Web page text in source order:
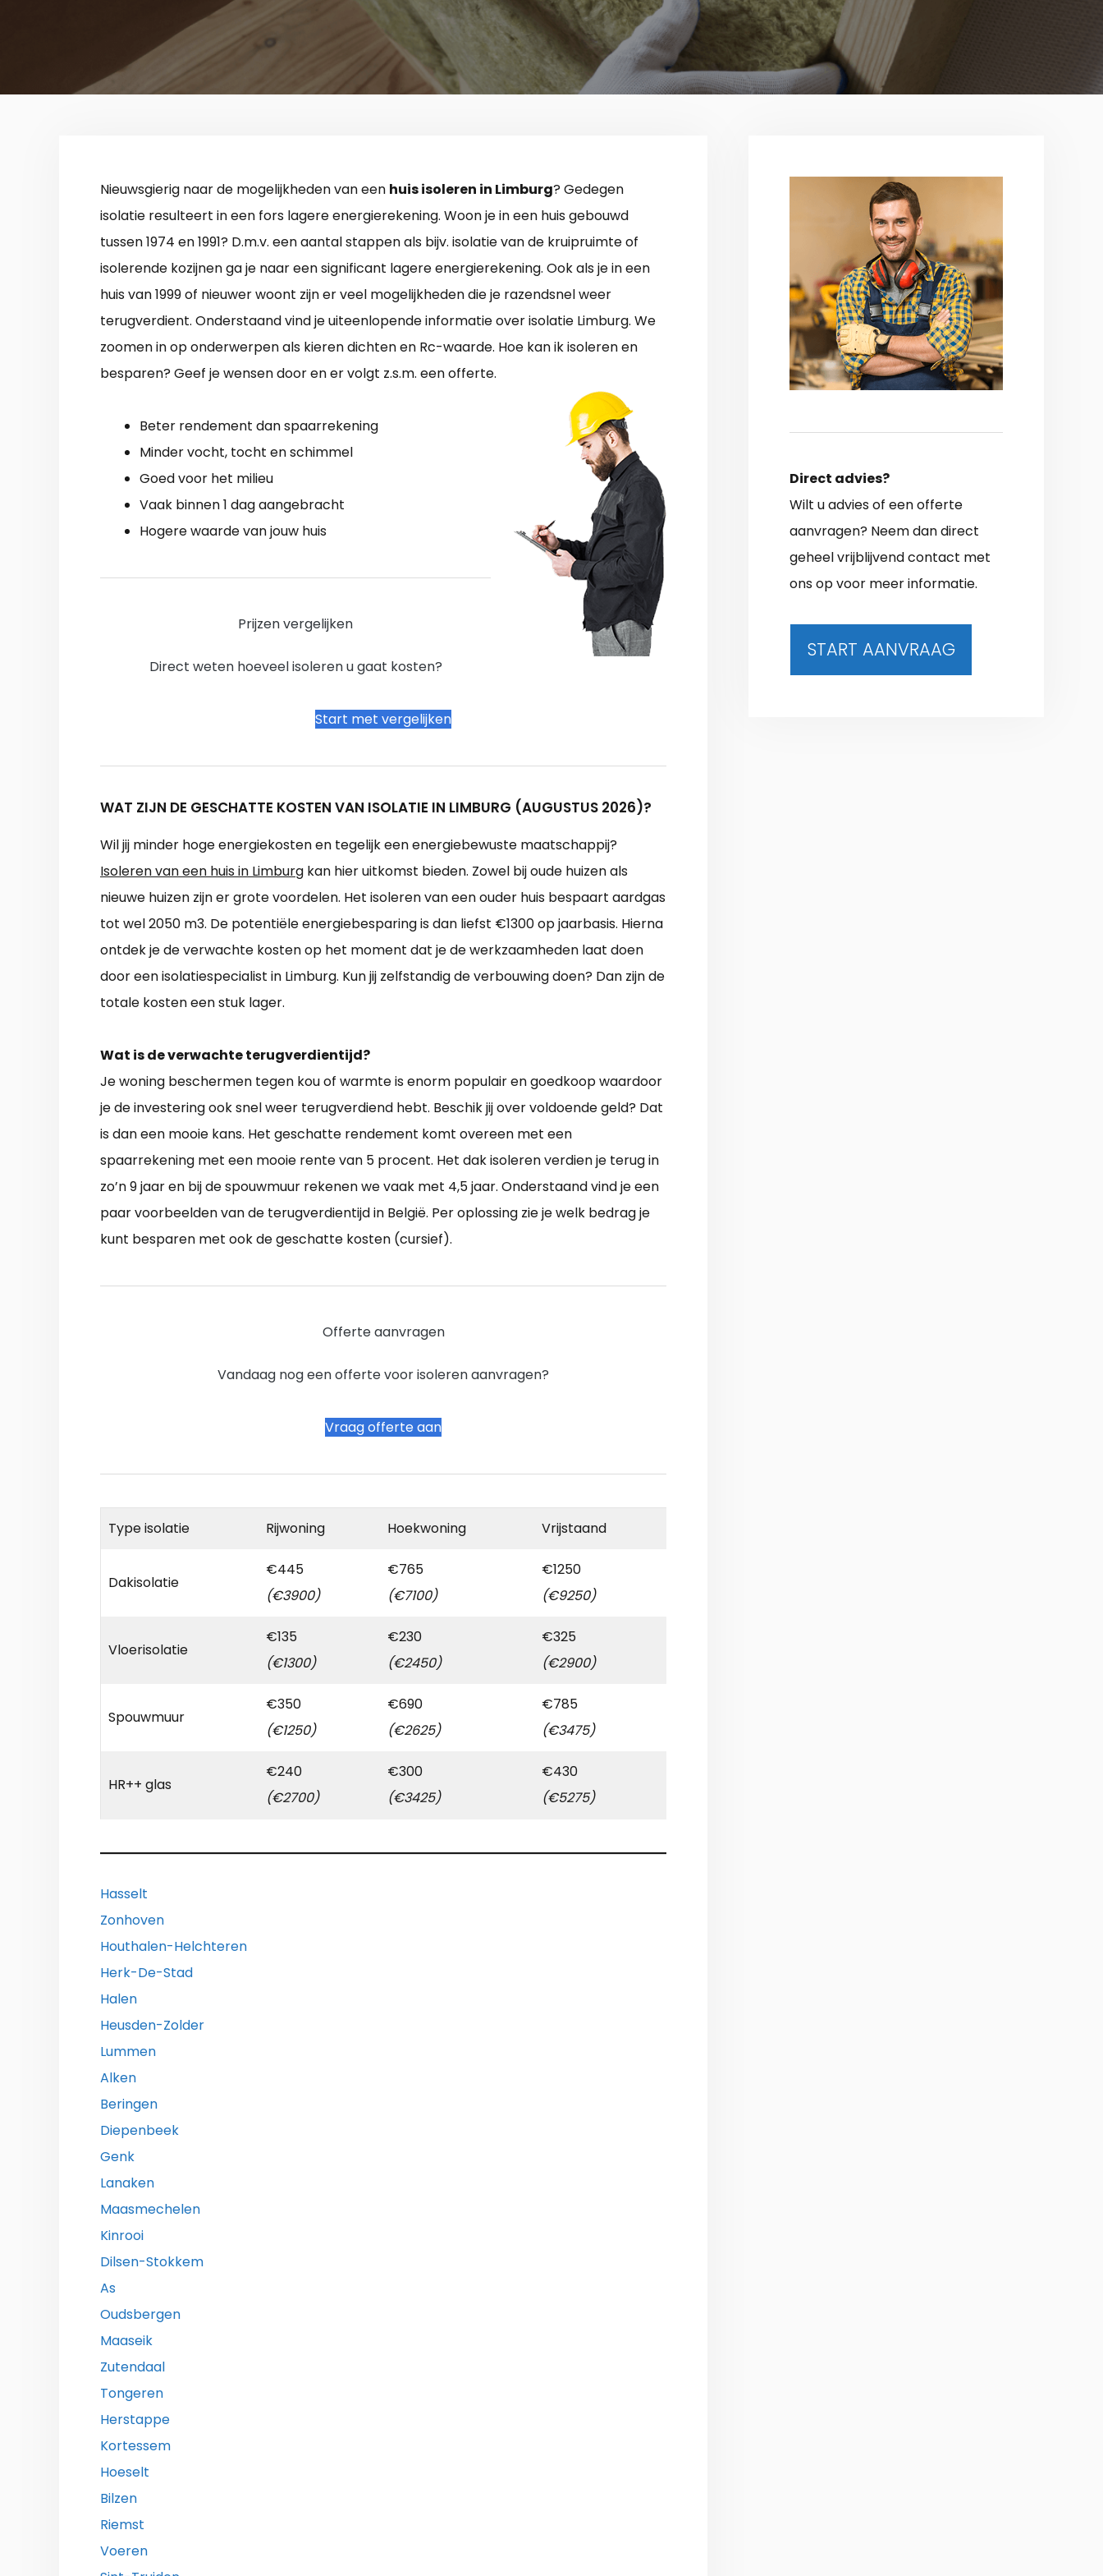
Nieuwsgierig naar de mogelijkheden van een huis isoleren in Limburg? Gedegen
isolatie resulteert in een fors lagere energierekening. Woon je in een huis gebouwd
tussen 1974 en 1991? D.m.v. een aantal stappen als bijv. isolatie van de kruipruimte of
isolerende kozijnen ga je naar een significant lagere energierekening. Ook als je in een
huis van 1999 of nieuwer woont zijn er veel mogelijkheden die je razendsnel weer
terugverdient. Onderstaand vind je uiteenlopende informatie over isolatie Limburg. We
zoomen in op onderwerpen als kieren dichten en Rc-waarde. Hoe kan ik isoleren en
besparen? Geef je wensen door en er volgt z.s.m. een offerte.
Beter rendement dan spaarrekening
Minder vocht, tocht en schimmel
Goed voor het milieu
Vaak binnen 1 dag aangebracht
Hogere waarde van jouw huis
Prijzen vergelijken
Direct weten hoeveel isoleren u gaat kosten?
Start met vergelijken
WAT ZIJN DE GESCHATTE KOSTEN VAN ISOLATIE IN LIMBURG (AUGUSTUS 2026)?
Wil jij minder hoge energiekosten en tegelijk een energiebewuste maatschappij?
Isoleren van een huis in Limburg kan hier uitkomst bieden. Zowel bij oude huizen als
nieuwe huizen zijn er grote voordelen. Het isoleren van een ouder huis bespaart aardgas
tot wel 2050 m3. De potentiële energiebesparing is dan liefst €1300 op jaarbasis. Hierna
ontdek je de verwachte kosten op het moment dat je de werkzaamheden laat doen
door een isolatiespecialist in Limburg. Kun jij zelfstandig de verbouwing doen? Dan zijn de
totale kosten een stuk lager.
Wat is de verwachte terugverdientijd?
Je woning beschermen tegen kou of warmte is enorm populair en goedkoop waardoor
je de investering ook snel weer terugverdiend hebt. Beschik jij over voldoende geld? Dat
is dan een mooie kans. Het geschatte rendement komt overeen met een
spaarrekening met een mooie rente van 5 procent. Het dak isoleren verdien je terug in
zo’n 9 jaar en bij de spouwmuur rekenen we vaak met 4,5 jaar. Onderstaand vind je een
paar voorbeelden van de terugverdientijd in België. Per oplossing zie je welk bedrag je
kunt besparen met ook de geschatte kosten (cursief).
Offerte aanvragen
Vandaag nog een offerte voor isoleren aanvragen?
Vraag offerte aan
Type isolatie Rijwoning Hoekwoning Vrijstaand
Dakisolatie
€445
(€3900)
€765
(€7100)
€1250
(€9250)
Vloerisolatie
€135
(€1300)
€230
(€2450)
€325
(€2900)
Spouwmuur
€350
(€1250)
€690
(€2625)
€785
(€3475)
HR++ glas
€240
(€2700)
€300
(€3425)
€430
(€5275)
Hasselt
Zonhoven
Houthalen-Helchteren
Herk-De-Stad
Halen
Heusden-Zolder
Lummen
Alken
Beringen
Diepenbeek
Genk
Lanaken
Maasmechelen
Kinrooi
Dilsen-Stokkem
As
Oudsbergen
Maaseik
Zutendaal
Tongeren
Herstappe
Kortessem
Hoeselt
Bilzen
Riemst
Voeren
Direct advies?
Wilt u advies of een offerte
aanvragen? Neem dan direct
geheel vrijblijvend contact met
ons op voor meer informatie.
START AANVRAAG